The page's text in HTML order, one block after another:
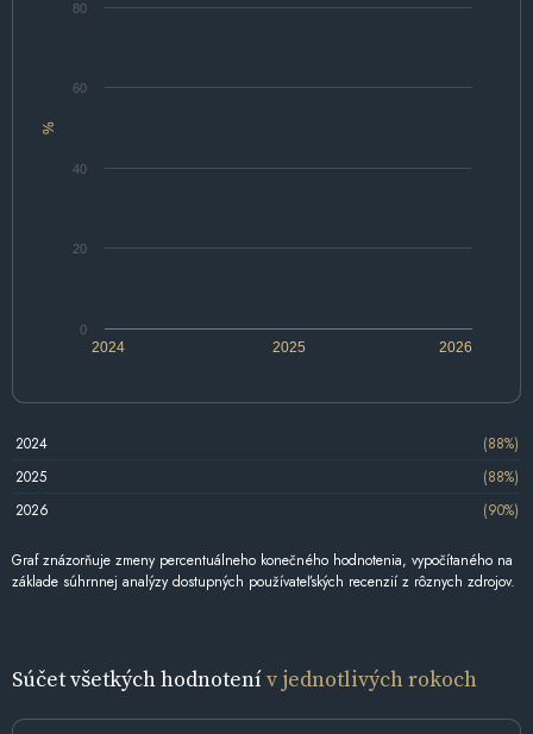
%
2024 2025 2026
0
20
40
60
80
2024
(88%)
2025
(88%)
2026
(90%)
Graf znázorňuje zmeny percentuálneho konečného hodnotenia, vypočítaného na
základe súhrnnej analýzy dostupných používateľských recenzií z rôznych zdrojov.
Súčet všetkých hodnotenív jednotlivých rokoch